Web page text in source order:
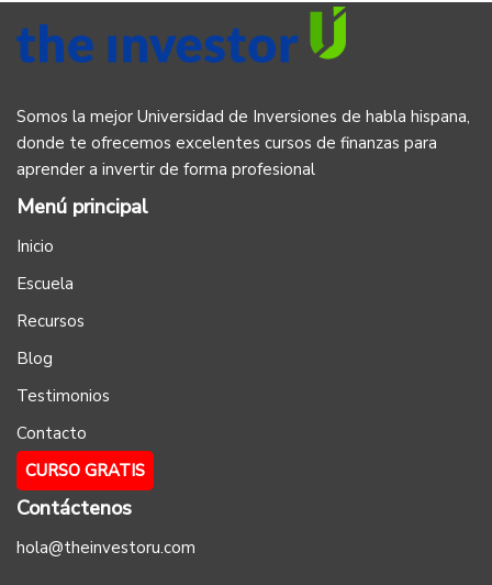
Somos la mejor Universidad de Inversiones de habla hispana,
donde te ofrecemos excelentes cursos de finanzas para
aprender a invertir de forma profesional
Menú principal
Inicio
Escuela
Recursos
Blog
Testimonios
Contacto
CURSO GRATIS
Contáctenos
hola@theinvestoru.com